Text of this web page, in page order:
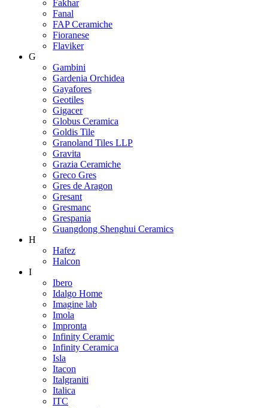
Fakhar
Fanal
FAP Ceramiche
Fioranese
Flaviker
G
Gambini
Gardenia Orchidea
Gayafores
Geotiles
Gigacer
Globus Ceramica
Goldis Tile
Granoland Tiles LLP
Gravita
Grazia Ceramiche
Greco Gres
Gres de Aragon
Gresant
Gresmanc
Grespania
Guangdong Shenghui Ceramics
H
Hafez
Halcon
I
Ibero
Idalgo Home
Imagine lab
Imola
Impronta
Infinity Ceramic
Infinity Ceramica
Isla
Itacon
Italgraniti
Italica
ITC